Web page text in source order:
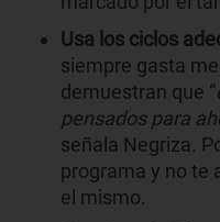
Usa los ciclos
siempre gasta
demuestran que “
pensados para
señala Negriza.
programa y no te
el mismo.